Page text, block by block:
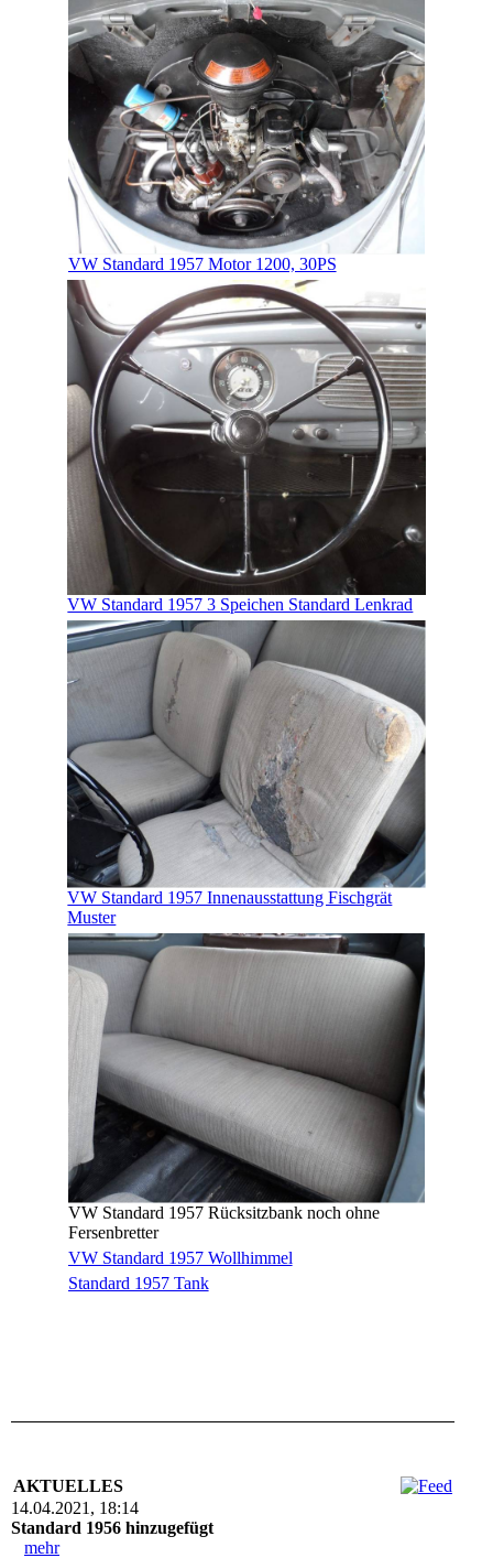
VW Standard 1957 Motor 1200, 30PS
VW Standard 1957 3 Speichen Standard Lenkrad
VW Standard 1957 Innenausstattung Fischgrät
Muster
VW Standard 1957 Rücksitzbank noch ohne
Fersenbretter
VW Standard 1957 Wollhimmel
Standard 1957 Tank
AKTUELLES
14.04.2021, 18:14
Standard 1956 hinzugefügt
mehr